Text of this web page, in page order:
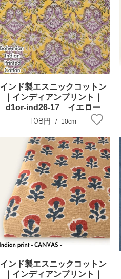
インド製エスニックコットン
｜インディアンプリント｜
d1or-ind26-17 イエロー
108円 10cm
インド製エスニックコットン
｜インディアンプリント｜